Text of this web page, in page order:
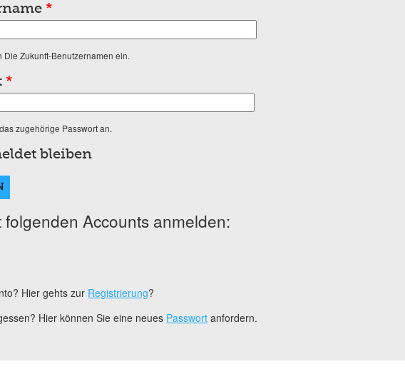
*
Die Zukunft-Benutzernamen ein.
*
zugehörige Passwort an.
bleiben
folgenden Accounts anmelden:
Hier gehts zur Registrierung?
Hier können Sie eine neues Passwort anfordern.